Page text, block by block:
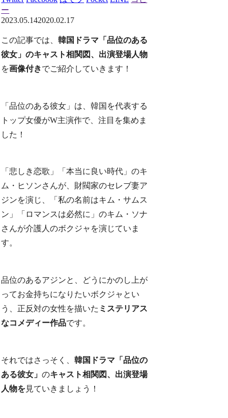
ー
2023.05.142020.02.17
この記事では、韓国ドラマ「品位のある
彼女」のキャスト相関図、出演登場人物
を画像付きでご紹介していきます！
「品位のある彼女」は、韓国を代表する
トップ女優がW主演作で、注目を集めま
した！
「悲しき恋歌」「本当に良い時代」のキ
ム・ヒソンさんが、財閥家のセレブ妻ア
ジンを演じ、「私の名前はキム・サムス
ン」「ロマンスは必然に」のキム・ソナ
さんが介護人のボクジャを演じていま
す。
品位のあるアジンと、どうにかのし上が
ってお金持ちになりたいボクジャとい
う、正反対の女性を描いた ミステリアス
なコメディー作品です。
それではさっそく、韓国ドラマ「品位の
ある彼女」のキャスト相関図、出演登場
人物を見ていきましょう！